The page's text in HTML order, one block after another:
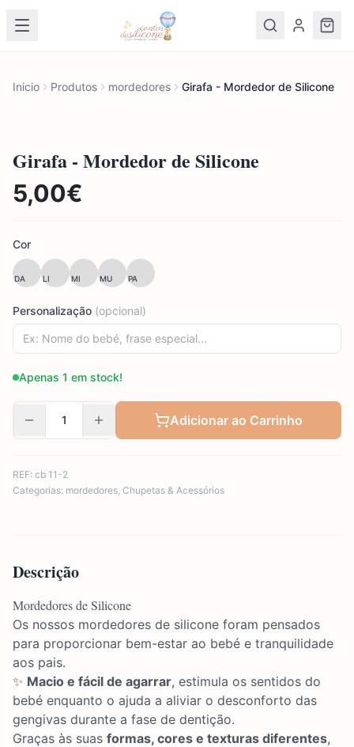
Inicio Produtos mordedores Girafa - Mordedor de Silicone
Girafa - Mordedor de Silicone
5,00€
Cor
DA LI MI MU PA
Personalização (opcional)
Apenas 1 em stock!
Adicionar ao Carrinho
REF: cb 11-2
Categorias: mordedores, Chupetas & Acessórios
Descrição
Mordedores de Silicone
Os nossos mordedores de silicone foram pensados
para proporcionar bem-estar ao bebé e tranquilidade
aos pais.
✨ Macio e fácil de agarrar, estimula os sentidos do
bebé enquanto o ajuda a aliviar o desconforto das
gengivas durante a fase de dentição.
Graças às suas formas, cores e texturas diferentes,